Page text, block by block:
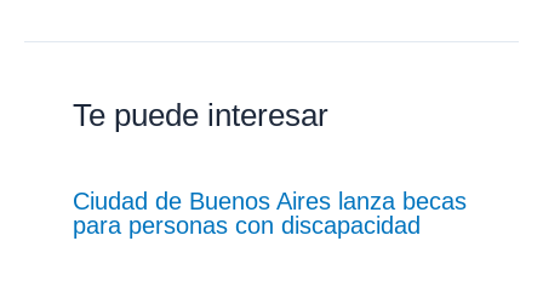
Te puede interesar
Ciudad de Buenos Aires lanza becas
para personas con discapacidad